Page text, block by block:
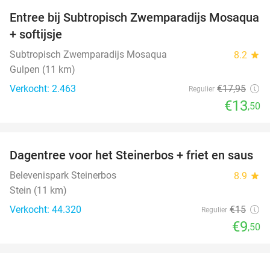
25%
Entree bij Subtropisch Zwemparadijs Mosaqua
+ softijsje
Subtropisch Zwemparadijs Mosaqua 8.2 star
Gulpen (11 km)
Verkocht: 2.463
Regulier €17,95
€13,50
37%
Dagentree voor het Steinerbos + friet en saus
Belevenispark Steinerbos 8.9 star
Stein (11 km)
Verkocht: 44.320
Regulier €15
€9,50